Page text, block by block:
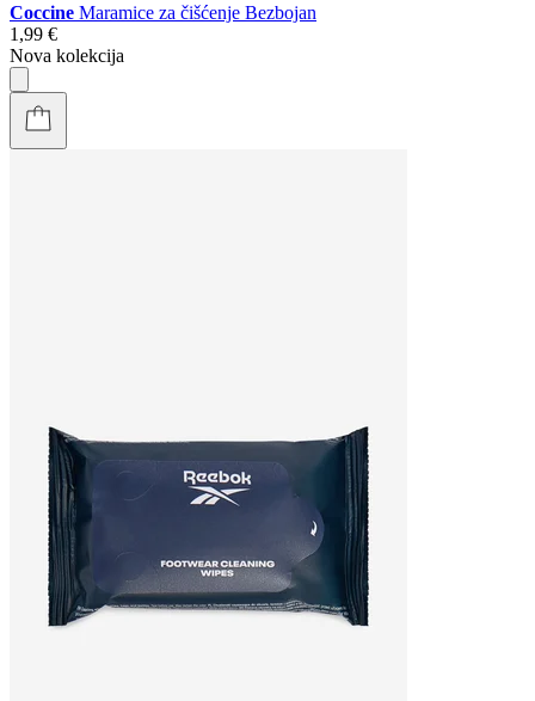
Coccine Maramice za čišćenje Bezbojan
1,99 €
Nova kolekcija